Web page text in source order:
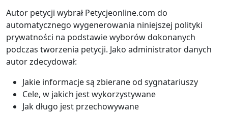
Autor petycji wybrał Petycjeonline.com do
automatycznego wygenerowania niniejszej polityki
prywatności na podstawie wyborów dokonanych
podczas tworzenia petycji. Jako administrator danych
autor zdecydował:
Jakie informacje są zbierane od sygnatariuszy
Cele, w jakich jest wykorzystywane
Jak długo jest przechowywane